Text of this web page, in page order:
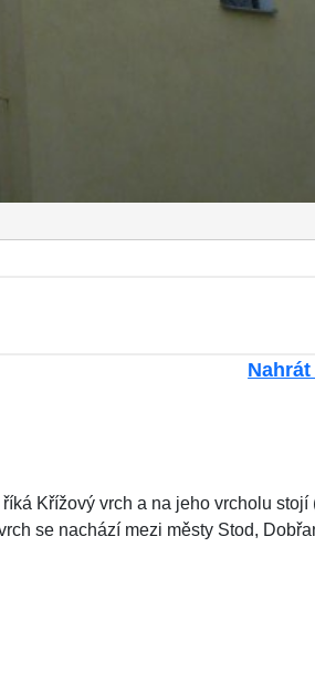
Křížový vrch a na jeho vrcholu stojí
se nachází mezi městy Stod,